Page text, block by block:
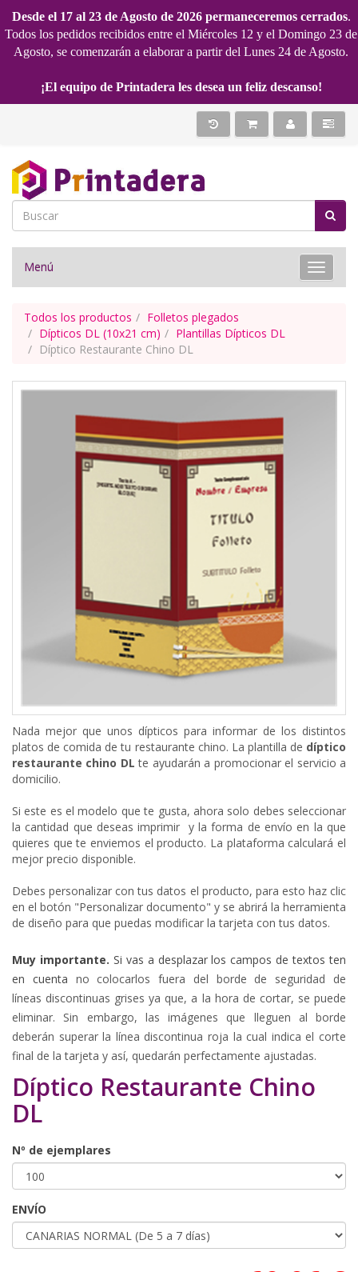
Desde el 17 al 23 de Agosto de 2026 permaneceremos cerrados.
Todos los pedidos recibidos entre el Miércoles 12 y el Domingo 23 de
Agosto, se comenzarán a elaborar a partir del Lunes 24 de Agosto.
¡El equipo de Printadera les desea un feliz descanso!
Toggle
Menú
Todos los productos
Folletos plegados
Dípticos DL (10x21 cm)
Plantillas Dípticos DL
Díptico Restaurante Chino DL
Nada mejor que unos dípticos para informar de los distintos
platos de comida de tu restaurante chino. La plantilla de díptico
restaurante chino DLte ayudarán a promocionar el servicio a
domicilio.
Si este es el modelo que te gusta, ahora solo debes seleccionar
la cantidad que deseas imprimir y la forma de envío en la que
quieres que te enviemos el producto. La plataforma calculará el
mejor precio disponible.
Debes personalizar con tus datos el producto, para esto haz clic
en el botón "Personalizar documento" y se abrirá la herramienta
de diseño para que puedas modificar la tarjeta con tus datos.
Muy importante. Si vas a desplazar los campos de textos ten
en cuenta no colocarlos fuera del borde de seguridad de
líneas discontinuas grisesya que, a la hora de cortar, se puede
eliminar. Sin embargo, las imágenes que lleguen al borde
deberán superar la línea discontinua roja la cual indica el corte
final de la tarjeta y así, quedarán perfectamente ajustadas.
Díptico Restaurante Chino
DL
Nº de ejemplares
ENVÍO